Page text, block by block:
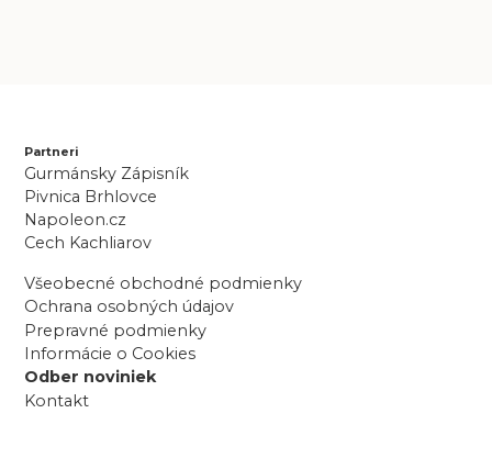
Partneri
Gurmánsky Zápisník
Pivnica Brhlovce
Napoleon.cz
Cech Kachliarov
Všeobecné obchodné podmienky
Ochrana osobných údajov
Prepravné podmienky
Informácie o Cookies
Odber noviniek
Kontakt